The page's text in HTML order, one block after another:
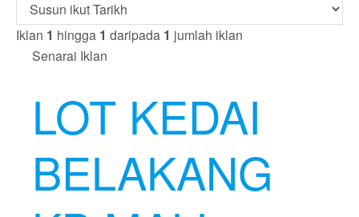
Iklan 1 hingga 1 daripada 1 jumlah iklan
Senarai Iklan
LOT KEDAI
BELAKANG